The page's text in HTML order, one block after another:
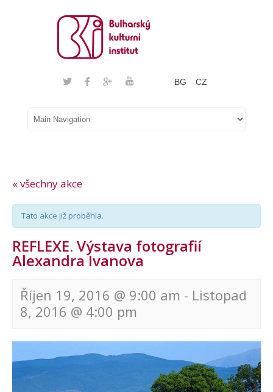
BG CZ
« všechny akce
Tato akce již proběhla.
REFLEXE. Výstava fotografií
Alexandra Ivanova
Říjen 19, 2016 @ 9:00 am - Listopad
8, 2016 @ 4:00 pm
Navigace
pro
akce